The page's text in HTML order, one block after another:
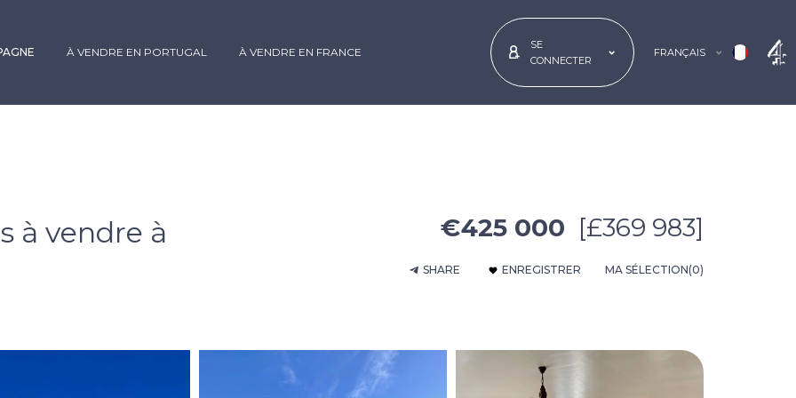
À VENDRE EN PORTUGAL À VENDRE EN FRANCE
SE
CONNECTER
FRANÇAIS
à vendre à
€425 000 [£369 983]
SHARE ENREGISTRER MA SÉLECTION(0)